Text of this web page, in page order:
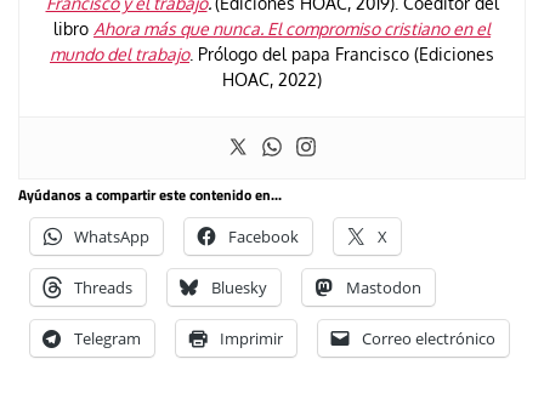
libro Ahora más que nunca. El compromiso cristiano en el
mundo del trabajo. Prólogo del papa Francisco (Ediciones
HOAC, 2022)
Ayúdanos a compartir este contenido en...
WhatsApp Facebook X
Threads Bluesky Mastodon
Telegram Imprimir Correo electrónico